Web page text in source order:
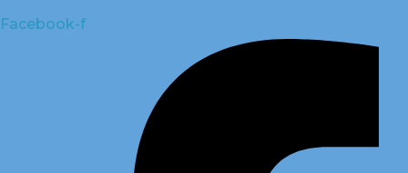
Facebook-f